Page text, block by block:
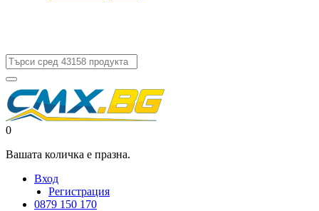
0
Вашата количка е празна.
Вход
Регистрация
0879 150 170